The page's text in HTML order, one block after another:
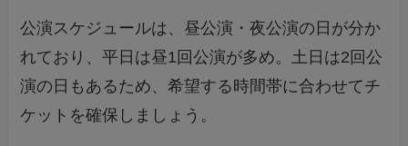
公演スケジュールは、昼公演・夜公演の日が分か
れており、平日は昼1回公演が多め。土日は2回公
演の日もあるため、希望する時間帯に合わせてチ
ケットを確保しましょう。